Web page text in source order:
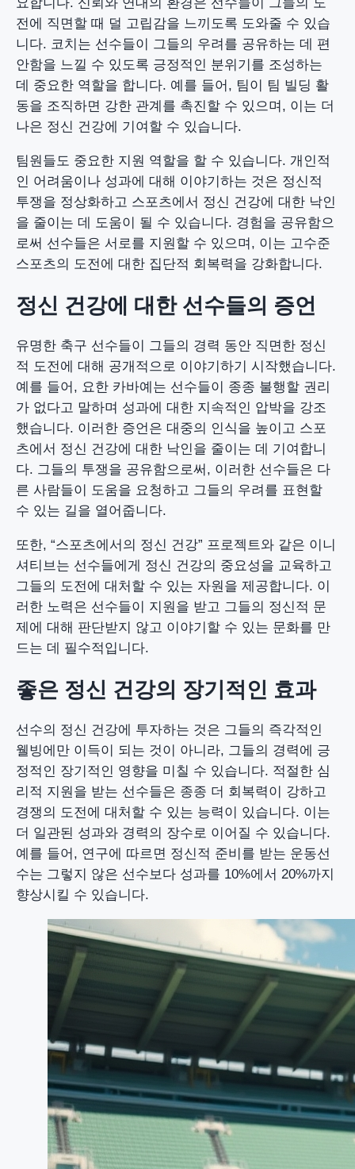
전에 직면할 때 덜 고립감을 느끼도록 도와줄 수 있습
니다. 코치는 선수들이 그들의 우려를 공유하는 데 편
안함을 느낄 수 있도록 긍정적인 분위기를 조성하는
데 중요한 역할을 합니다. 예를 들어, 팀이 팀 빌딩 활
동을 조직하면 강한 관계를 촉진할 수 있으며, 이는 더
나은 정신 건강에 기여할 수 있습니다.
팀원들도 중요한 지원 역할을 할 수 있습니다. 개인적
인 어려움이나 성과에 대해 이야기하는 것은 정신적
투쟁을 정상화하고 스포츠에서 정신 건강에 대한 낙인
을 줄이는 데 도움이 될 수 있습니다. 경험을 공유함으
로써 선수들은 서로를 지원할 수 있으며, 이는 고수준
스포츠의 도전에 대한 집단적 회복력을 강화합니다.
정신 건강에 대한 선수들의 증언
유명한 축구 선수들이 그들의 경력 동안 직면한 정신
적 도전에 대해 공개적으로 이야기하기 시작했습니다.
예를 들어, 요한 카바예는 선수들이 종종 불행할 권리
가 없다고 말하며 성과에 대한 지속적인 압박을 강조
했습니다. 이러한 증언은 대중의 인식을 높이고 스포
츠에서 정신 건강에 대한 낙인을 줄이는 데 기여합니
다. 그들의 투쟁을 공유함으로써, 이러한 선수들은 다
른 사람들이 도움을 요청하고 그들의 우려를 표현할
수 있는 길을 열어줍니다.
또한, “스포츠에서의 정신 건강” 프로젝트와 같은 이니
셔티브는 선수들에게 정신 건강의 중요성을 교육하고
그들의 도전에 대처할 수 있는 자원을 제공합니다. 이
러한 노력은 선수들이 지원을 받고 그들의 정신적 문
제에 대해 판단받지 않고 이야기할 수 있는 문화를 만
드는 데 필수적입니다.
좋은 정신 건강의 장기적인 효과
선수의 정신 건강에 투자하는 것은 그들의 즉각적인
웰빙에만 이득이 되는 것이 아니라, 그들의 경력에 긍
정적인 장기적인 영향을 미칠 수 있습니다. 적절한 심
리적 지원을 받는 선수들은 종종 더 회복력이 강하고
경쟁의 도전에 대처할 수 있는 능력이 있습니다. 이는
더 일관된 성과와 경력의 장수로 이어질 수 있습니다.
예를 들어, 연구에 따르면 정신적 준비를 받는 운동선
수는 그렇지 않은 선수보다 성과를 10%에서 20%까지
향상시킬 수 있습니다.